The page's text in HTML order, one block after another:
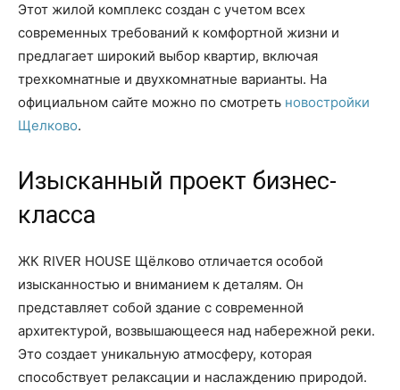
Этот жилой комплекс создан с учетом всех
современных требований к комфортной жизни и
предлагает широкий выбор квартир, включая
трехкомнатные и двухкомнатные варианты. На
официальном сайте можно по смотреть новостройки
Щелково.
Изысканный проект бизнес-
класса
ЖК RIVER HOUSE Щёлково отличается особой
изысканностью и вниманием к деталям. Он
представляет собой здание с современной
архитектурой, возвышающееся над набережной реки.
Это создает уникальную атмосферу, которая
способствует релаксации и наслаждению природой.